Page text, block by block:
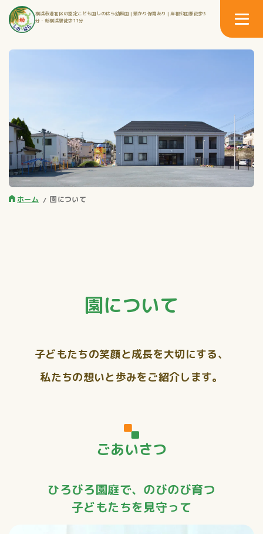
横浜市港北区の認定こども園しのはら幼稚園 | 預かり保育あり | 岸根公園駅徒歩3
分・新横浜駅徒歩11分
ホーム 園について
園について
子どもたちの笑顔と成長を大切にする、
私たちの想いと歩みをご紹介します。
ごあいさつ
ひろびろ園庭で、のびのび育つ
子どもたちを見守って